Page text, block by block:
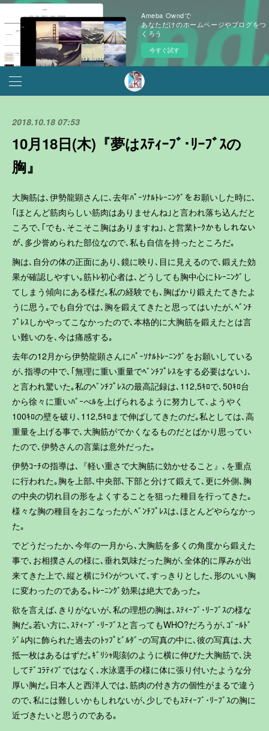
Ameba Owndで
あなただけのホームページやブログをつ
くろう
今すぐ試す
2018.10.18 07:53
10月18日(木)『夢はｽﾃｨｰﾌﾞ･ﾘｰﾌﾞｽの
胸』
大胸筋は､伊勢龍顕さんに､去年ﾊﾟｰｿﾅﾙﾄﾚｰﾆﾝｸﾞをお願いした時に､
｢ほとんど筋肉らしい筋肉はありませんね｣と言われ落ち込んだと
ころで､｢でも､そこそこ胸はありますね｣､と営業ﾄｰｸかもしれない
が､多少誉められた部位なので､私も自信を持ったところだ｡
胸は､自分の体の正面にあり､鏡に映り､目に見えるので､鍛えた効
果が確認しやすい｡筋ﾄﾚ初心者は､どうしても胸中心にﾄﾚｰﾆﾝｸﾞし
てしまう傾向にある様だ｡私の経験でも､胸ばかり鍛えたてきたよ
うに思う｡でも自分では､胸を鍛えてきたと思ってはいたが､ﾍﾞﾝﾁ
ﾌﾟﾚｽしかやってこなかったので､本格的に大胸筋を鍛えたとは言
い難いのを､今は痛感する｡
去年の12月から伊勢龍顕さんにﾊﾟｰｿﾅﾙﾄﾚｰﾆﾝｸﾞをお願いしている
が､指導の中で､｢無理に重い重量でﾍﾞﾝﾁﾌﾟﾚｽをする必要はない｣､
と言われ驚いた｡私のﾍﾞﾝﾁﾌﾟﾚｽの最高記録は､112,5ｷﾛで､50ｷﾛ台
から徐々に重いﾊﾞｰべﾙを上げられるように努力して､ようやく
100ｷﾛの壁を破り､112,5ｷﾛまで伸ばしてきたのだ｡私としては､高
重量を上げる事で､大胸筋がでかくなるものだとばかり思ってい
たので､伊勢さんの言葉は意外だった｡
伊勢ｺｰﾁの指導は､『軽い重さで大胸筋に効かせること』､を重点
に行われた｡胸を上部､中央部､下部と分けて鍛えて､更に外側､胸
の中央の切れ目の形をよくすることを狙った種目を行ってきた｡
様々な胸の種目をおこなったが､ﾍﾞﾝﾁﾌﾟﾚｽは､ほとんどやらなかっ
た｡
でどうだったか､今年の一月から､大胸筋を多くの角度から鍛えた
事で､お相撲さんの様に､垂れ気味だった胸が､全体的に厚みが出
来てきた上で､縦と横にﾗｲﾝがついて､すっきりとした､形のいい胸
に変わったのである｡ﾄﾚｰﾆﾝｸﾞ効果は絶大であった｡
欲を言えば､きりがないが､私の理想の胸は､ｽﾃｨｰﾌﾞ･ﾘｰﾌﾞｽの様な
胸だ｡若い方に､ｽﾃｨｰﾌﾞ･ﾘｰﾌﾞｽと言ってもWHO?だろうが､ｺﾞｰﾙﾄﾞ
ｼﾞﾑ内に飾られた過去のﾄｯﾌﾟﾋﾞﾙﾀﾞｰの写真の中に､彼の写真は､大
抵一枚はあるはずだ｡ｷﾞﾘｼｬ彫刻のように横に伸びた大胸筋で､決
してﾃﾞｺﾗﾃｨﾌﾞではなく､水泳選手の様に体に張り付いたような分
厚い胸だ｡日本人と西洋人では､筋肉の付き方の個性がまるで違う
ので､私には難しいかもしれないが､少しでもｽﾃｨｰﾌﾞ･ﾘｰﾌﾞｽの胸に
近づきたいと思うのである｡